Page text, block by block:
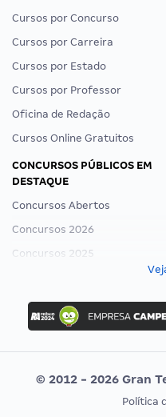
Cursos por Concurso
Cursos por Carreira
Cursos por Estado
Cursos por Professor
Oficina de Redação
Cursos Online Gratuitos
CONCURSOS PÚBLICOS EM
DESTAQUE
Concursos Abertos
Concursos 2026
Concursos 2025
Concurso Ibama
Concurso MPU
Editais publicados
CONCURSOS POR PROFISSÃO
© 2012 - 2026 Gran
Política